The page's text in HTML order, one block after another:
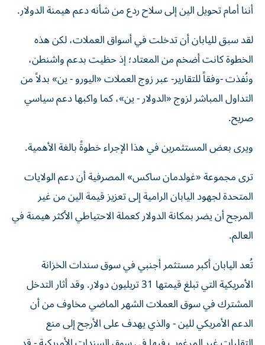
أننا أمام تحويل الين إلى سلاح ردع من شأنه دعم هيمنة الدولار.
لقد سبق لليابان أن تدخلت في أسواق العملات، لكن هذه
الخطوة كانت أضخم من المعتاد؛ إذ حظيت بدعم واشنطن،
ونُفذت -وفقاً للتقارير- عبر زوج العملات «اليورو - ين» بدلاً من
التداول المباشر لزوج «الدولار - ين»، كما واكبها دعم سياسي
صريح.
ويرى بعض المستثمرين في هذا الإجراء خطوةً بالغة الأهمية.
ترى مجموعة «غولدمان ساكس» المصرفية أن دعم الولايات
المتحدة لجهود اليابان الرامية إلى تعزيز قيمة الين من غير
المرجح أن يضر بمكانة الدولار كعملة الاحتياطي الأكثر هيمنة في
العالم.
تُعد اليابان أكبر مستثمر أجنبي في سوق سندات الخزانة
الأمريكية التي تبلغ قيمتها 31 تريليون دولار. وقد أثار التدخل
المشترك في سوق العملات الشهر الماضي مخاوف من أن
الدعم الأمريكي للين - والذي يهدف على الأرجح إلى منع